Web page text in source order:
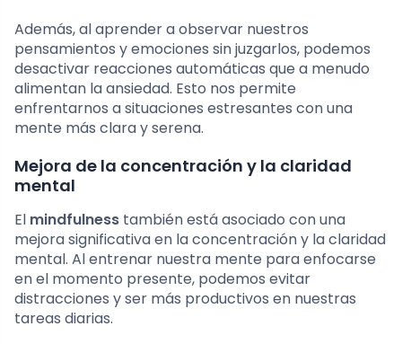
Además, al aprender a observar nuestros
pensamientos y emociones sin juzgarlos, podemos
desactivar reacciones automáticas que a menudo
alimentan la ansiedad. Esto nos permite
enfrentarnos a situaciones estresantes con una
mente más clara y serena.
Mejora de la concentración y la claridad
mental
El mindfulness también está asociado con una
mejora significativa en la concentración y la claridad
mental. Al entrenar nuestra mente para enfocarse
en el momento presente, podemos evitar
distracciones y ser más productivos en nuestras
tareas diarias.